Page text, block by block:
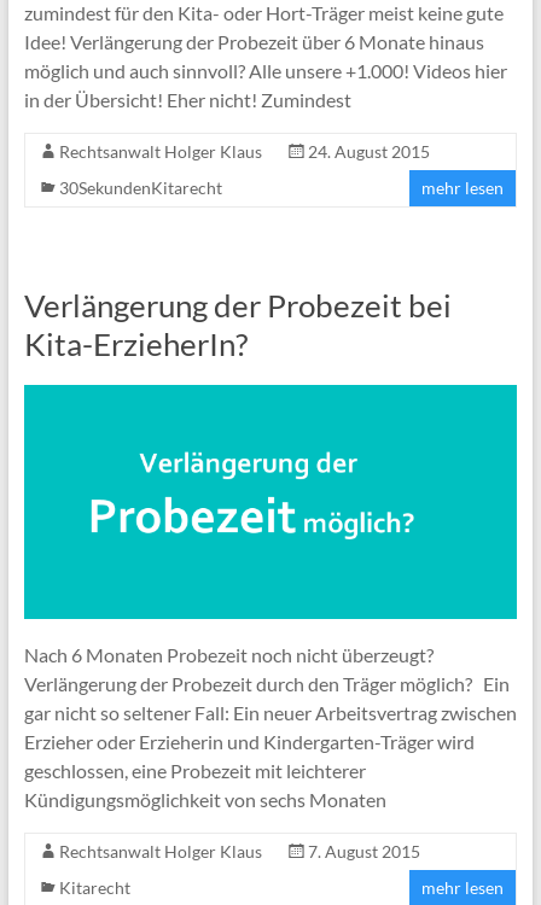
zumindest für den Kita- oder Hort-Träger meist keine gute
Idee! Verlängerung der Probezeit über 6 Monate hinaus
möglich und auch sinnvoll? Alle unsere +1.000! Videos hier
in der Übersicht! Eher nicht! Zumindest
Rechtsanwalt Holger Klaus
24. August 2015
30SekundenKitarecht
mehr lesen
Verlängerung der Probezeit bei
Kita-ErzieherIn?
Nach 6 Monaten Probezeit noch nicht überzeugt?
Verlängerung der Probezeit durch den Träger möglich? Ein
gar nicht so seltener Fall: Ein neuer Arbeitsvertrag zwischen
Erzieher oder Erzieherin und Kindergarten-Träger wird
geschlossen, eine Probezeit mit leichterer
Kündigungsmöglichkeit von sechs Monaten
Rechtsanwalt Holger Klaus
7. August 2015
Kitarecht
mehr lesen